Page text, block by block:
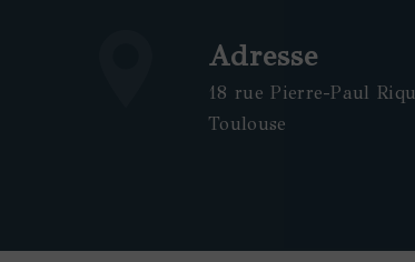
Adresse
18 rue Pierre-Paul
Toulouse